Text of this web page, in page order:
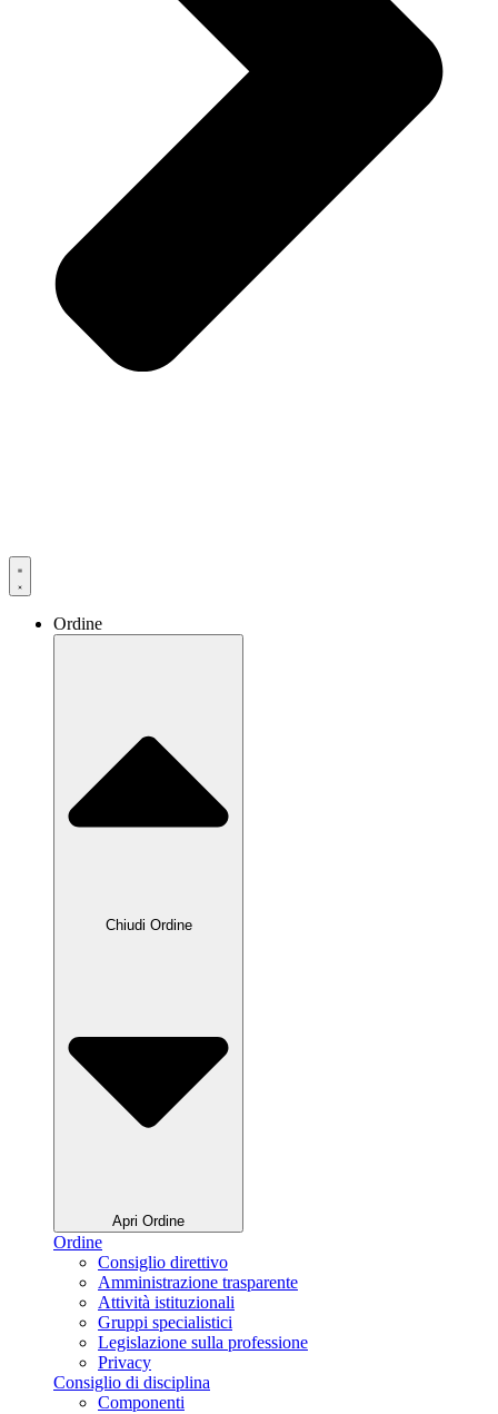
Ordine
Chiudi Ordine
Apri Ordine
Ordine
Consiglio direttivo
Amministrazione trasparente
Attività istituzionali
Gruppi specialistici
Legislazione sulla professione
Privacy
Consiglio di disciplina
Componenti